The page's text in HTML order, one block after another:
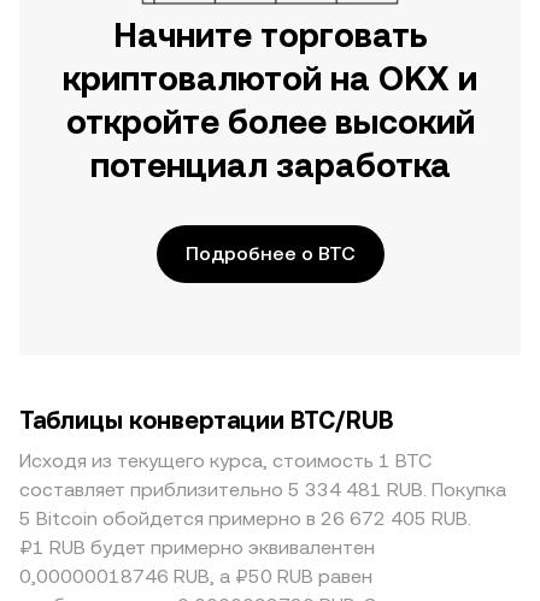
Начните торговать
криптовалютой на OKX и
откройте более высокий
потенциал заработка
Подробнее о BTC
Таблицы конвертации BTC/RUB
Исходя из текущего курса, стоимость 1 BTC
составляет приблизительно 5 334 481 RUB. Покупка
5 Bitcoin обойдется примерно в 26 672 405 RUB.
₽1 RUB будет примерно эквивалентен
0,00000018746 RUB, а ₽50 RUB равен